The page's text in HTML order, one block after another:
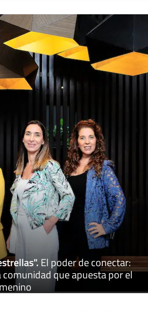
.El poder de conectar:
que apuesta por el